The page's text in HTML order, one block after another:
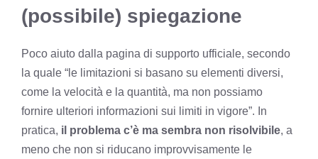
(possibile) spiegazione
Poco aiuto dalla pagina di supporto ufficiale, secondo
la quale “le limitazioni si basano su elementi diversi,
come la velocità e la quantità, ma non possiamo
fornire ulteriori informazioni sui limiti in vigore”. In
pratica, il problema c’è ma sembra non risolvibile, a
meno che non si riducano improvvisamente le